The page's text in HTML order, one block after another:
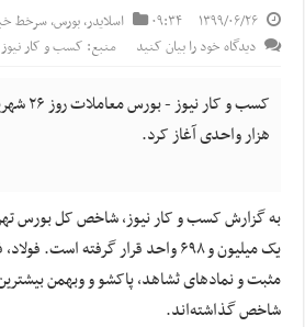
۱۳۹۹/۰۶/۲۶ ۰۹:۳۴ اسلایدر,بورس,سرخط
دیدگاه خود را بیان کنید
منبع: کسب و کار نیوز
هزار واحدی آغاز کرد.
به گزارش کسب و کار نیوز، شاخص کل بورس
یک میلیون و ۶۹۸ واحد قرار گرفته
مثبت و نمادهای ثشاهد، پاکشو و وبهمن
شاخص گذاشته‌اند.